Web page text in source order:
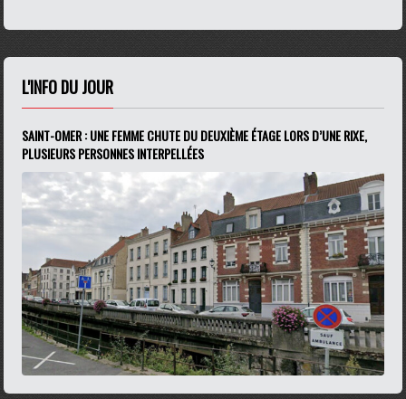
L'INFO DU JOUR
SAINT-OMER : UNE FEMME CHUTE DU DEUXIÈME ÉTAGE LORS D’UNE RIXE,
PLUSIEURS PERSONNES INTERPELLÉES